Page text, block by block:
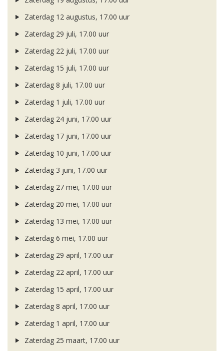
Zaterdag 12 augustus, 17.00 uur
Zaterdag 29 juli, 17.00 uur
Zaterdag 22 juli, 17.00 uur
Zaterdag 15 juli, 17.00 uur
Zaterdag 8 juli, 17.00 uur
Zaterdag 1 juli, 17.00 uur
Zaterdag 24 juni, 17.00 uur
Zaterdag 17 juni, 17.00 uur
Zaterdag 10 juni, 17.00 uur
Zaterdag 3 juni, 17.00 uur
Zaterdag 27 mei, 17.00 uur
Zaterdag 20 mei, 17.00 uur
Zaterdag 13 mei, 17.00 uur
Zaterdag 6 mei, 17.00 uur
Zaterdag 29 april, 17.00 uur
Zaterdag 22 april, 17.00 uur
Zaterdag 15 april, 17.00 uur
Zaterdag 8 april, 17.00 uur
Zaterdag 1 april, 17.00 uur
Zaterdag 25 maart, 17.00 uur